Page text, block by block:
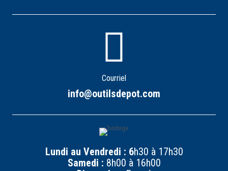
Courriel
info@outilsdepot.com
Lundi au Vendredi : 6h30 à 17h30
Samedi : 8h00 à 16h00